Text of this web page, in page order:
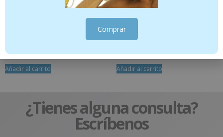
Añadir al carrito
de la barriguita – 30 ml
9.95€
Añadir al carrito
¿Tienes alguna consulta?
Escríbenos
Comprar